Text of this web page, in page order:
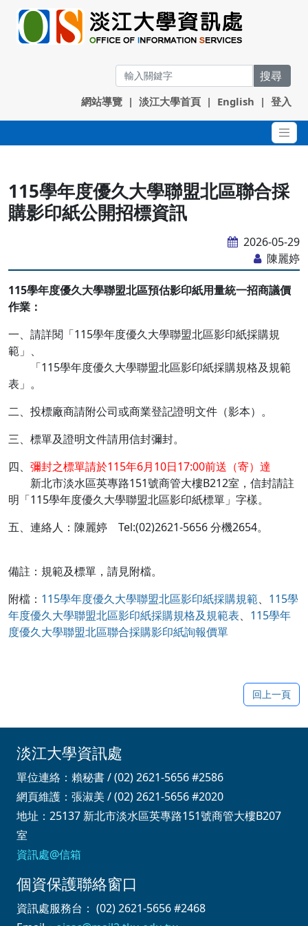
搜尋
網站導覽 | 淡江大學首頁 | English | 登入
115學年度優久大學聯盟北區聯合採
購影印紙公開招標資訊
2026-05-29
陳麗婷
115學年度優久大學聯盟北區預估影印紙用量統一招商議價
作業：
一、請詳閱「115學年度優久大學聯盟北區影印紙採購規
範 」、
「115學年度優久大學聯盟北區影印紙採購規格及規範
表 」。
二、投標廠商請附公司或商業登記證明文件（影本）。
三、標單及證明文件請用信封彌封。
四、 彌封之標單請於115年6月10日17:00前送（寄）達
新北市淡水區英專路151號商管大樓B212室，信封請註
明「115學年度優久大學聯盟北區影印紙標單」字樣。
五、連絡人：陳麗婷 Tel:(02)2621-5656 分機2654。
備註：規範及標單，請見附檔。
附檔： 115學年度優久大學聯盟北區影印紙採購規範、 115學
年度優久大學聯盟北區影印紙採購規格及規範表、 115學年
度優久大學聯盟北區聯合採購影印紙詢報價單
回上一頁
淡江大學資訊處
單位連絡：賴秘書 / (02) 2621-5656 #2586
網頁維護：張淑美 / (02) 2621-5656 #2020
地址：25137 新北市淡水區英專路151號商管大樓B207
室
資訊處@信箱
個資保護聯絡窗口
資訊處服務台： (02) 2621-5656 #2468